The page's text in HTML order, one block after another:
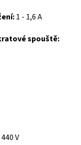
1 - 1,6 A
spouště:
V